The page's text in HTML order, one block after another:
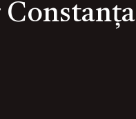
Constanța